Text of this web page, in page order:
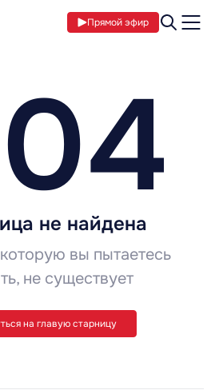
Прямой эфир
не найдена
вы пытаетесь
не существует
на главую старницу